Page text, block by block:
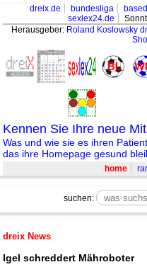
dreix.de bundesliga
sexlex24.de
Herausgeber: Roland Koslowsky
Kennen Sie Ihre neue
Was und wie sie es ihren
das ihre Homepage gesund
home
suchen:
dreix News
Igel schreddert Mähroboter